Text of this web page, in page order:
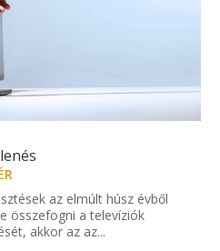
az elmúlt húsz évből
összefogni a televíziók
akkor az az...